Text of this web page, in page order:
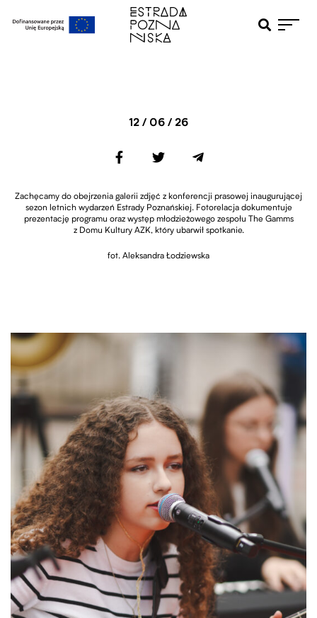
Otwiera pole
12 / 06 / 26
Zachęcamy do obejrzenia galerii zdjęć z konferencji prasowej inaugurującej
sezon letnich wydarzeń Estrady Poznańskiej. Fotorelacja dokumentuje
prezentację programu oraz występ młodzieżowego zespołu The Gamms
z Domu Kultury AZK, który ubarwił spotkanie.
fot. Aleksandra Łodziewska